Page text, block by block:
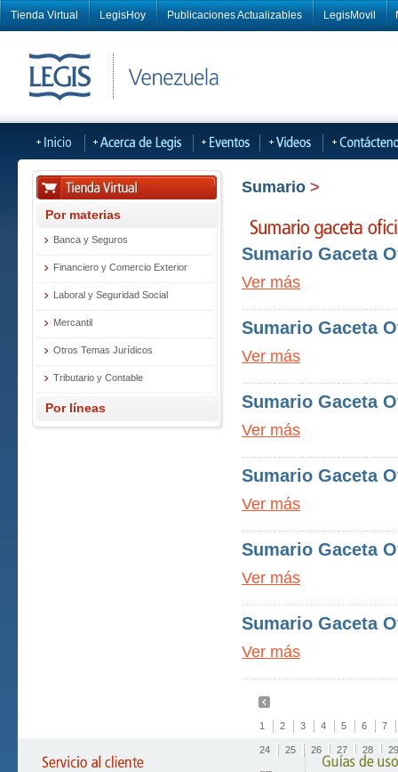
Tienda Virtual LegisHoy Publicaciones Actualizables LegisMovil
Por materias
Banca y Seguros
Financiero y Comercio Exterior
Laboral y Seguridad Social
Mercantil
Otros Temas Jurídicos
Tributario y Contable
Por líneas
Sumario >
Sumario Gaceta
Ver más
Sumario Gaceta
Ver más
Sumario Gaceta
Ver más
Sumario Gaceta
Ver más
Sumario Gaceta
Ver más
Sumario Gaceta
Ver más
1 2 3 4 5 6 7
24 25 26 27 28 29